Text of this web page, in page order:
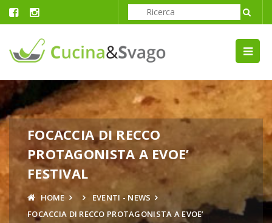
FOCACCIA DI RECCO
PROTAGONISTA A EVOE’
FESTIVAL
HOME
EVENTI - NEWS
FOCACCIA DI RECCO PROTAGONISTA A EVOE’